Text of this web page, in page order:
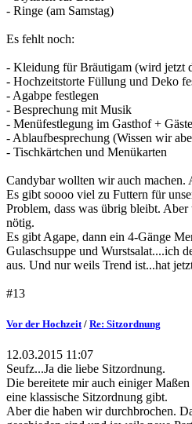
- Ringe (am Samstag)
Es fehlt noch:
- Kleidung für Bräutigam (wird jetzt
- Hochzeitstorte Füllung und Deko
- Agabpe festlegen
- Besprechung mit Musik
- Menüfestlegung im Gasthof +
- Ablaufbesprechung (Wissen wir
- Tischkärtchen und Menükarten
Candybar wollten wir auch machen.
Es gibt soooo viel zu Futtern für
Problem, dass was übrig bleibt.
nötig.
Es gibt Agape, dann ein 4-Gänge
Gulaschsuppe und Wurstsalat....ich
aus. Und nur weils Trend ist...hat
#13
Vor der Hochzeit / Re: Sitzordnung
12.03.2015 11:07
Seufz...Ja die liebe Sitzordnung.
Die bereitete mir auch einiger
eine klassische Sitzordnung gibt.
Aber die haben wir durchbrochen.